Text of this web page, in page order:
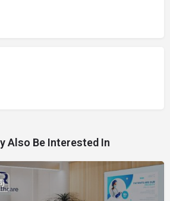
Also Be Interested In